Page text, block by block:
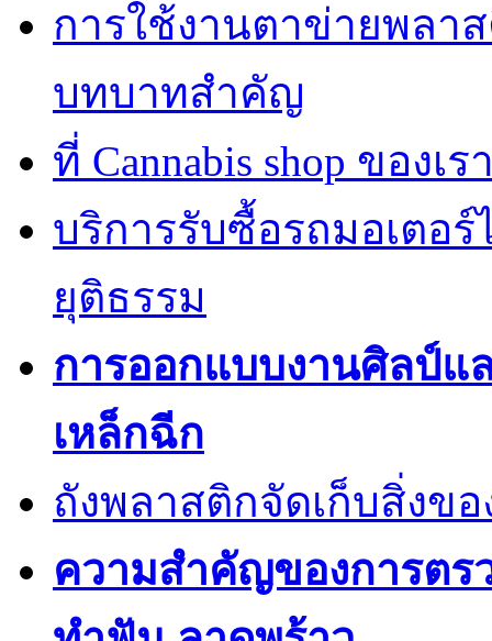
การใช้งานตาข่ายพลา
บทบาทสำคัญ
ที่ Cannabis shop ของ
บริการรับซื้อรถมอเตอ
ยุติธรรม
การออกแบบงานศิลป์แ
เหล็กฉีก
ถังพลาสติกจัดเก็บสิ่งข
ความสำคัญของการต